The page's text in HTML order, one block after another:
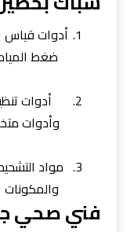
أدوات قياس
ضغط
أدوات
وأدوات
مواد
والمكونات
فني صحي